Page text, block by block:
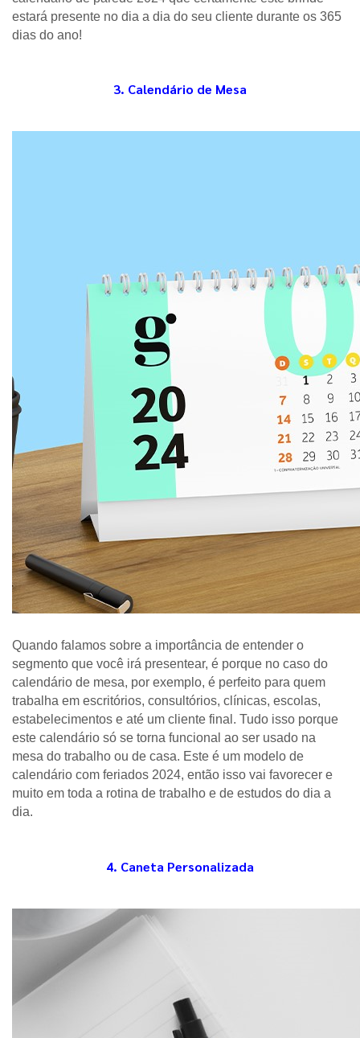
estará presente no dia a dia do seu cliente durante os 365
dias do ano!
3. Calendário de Mesa
Quando falamos sobre a importância de entender o
segmento que você irá presentear, é porque no caso do
calendário de mesa, por exemplo, é perfeito para quem
trabalha em escritórios, consultórios, clínicas, escolas,
estabelecimentos e até um cliente final. Tudo isso porque
este calendário só se torna funcional ao ser usado na
mesa do trabalho ou de casa. Este é um modelo de
calendário com feriados 2024, então isso vai favorecer e
muito em toda a rotina de trabalho e de estudos do dia a
dia.
4. Caneta Personalizada